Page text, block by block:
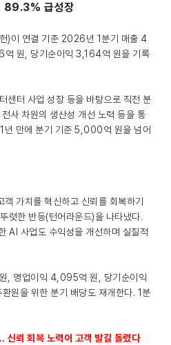
89.3% 급성장
)이 연결 기준 2026년 1분기 매출 4
원, 당기순이익 3,164억 원을 기록
센터 사업 성장 등을 바탕으로 직전 분
사 차원의 생산성 개선 노력 등을 통
년 만에 분기 기준 5,000억 원을 넘어
가치를 혁신하고 신뢰를 회복하기
렷한 반등(턴어라운드)을 나타냈다.
AI 사업도 수익성을 개선하며 실질적
, 영업이익 4,095억 원, 당기순이익
원을 위한 분기 배당도 재개한다. 1분
뢰 회복 노력이 고객 발길 돌렸다